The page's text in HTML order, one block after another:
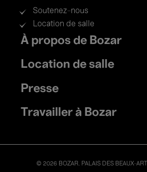
Soutenez-nous
Location de salle
Footer
menu
À propos de Bozar
Location de salle
Presse
Travailler à Bozar
© 2026 BOZAR. PALAIS DES BEAUX-